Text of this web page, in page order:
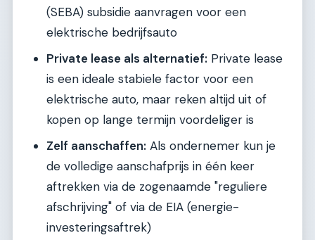
(SEBA) subsidie aanvragen voor een
elektrische bedrijfsauto
Private lease als alternatief: Private lease
is een ideale stabiele factor voor een
elektrische auto, maar reken altijd uit of
kopen op lange termijn voordeliger is
Zelf aanschaffen: Als ondernemer kun je
de volledige aanschafprijs in één keer
aftrekken via de zogenaamde "reguliere
afschrijving" of via de EIA (energie-
investeringsaftrek)